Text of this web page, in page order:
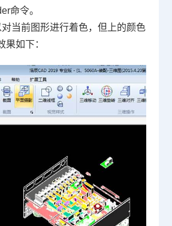
命令。
当前图形进行着色，但上的颜色
果如下：